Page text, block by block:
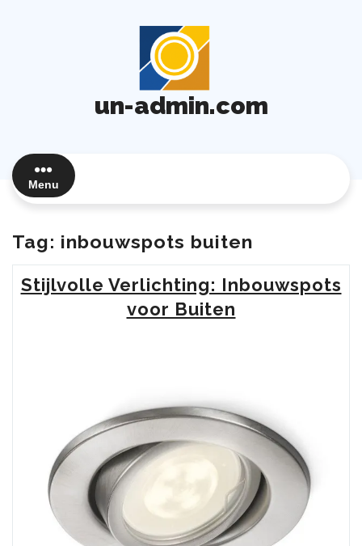
un-admin.com
Menu
Tag: inbouwspots buiten
Stijlvolle Verlichting: Inbouwspots
voor Buiten